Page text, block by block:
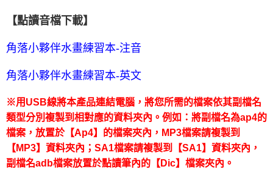
【點讀音檔下載】
角落小夥伴水畫練習本-注音
角落小夥伴水畫練習本-英文
※用USB線將本產品連結電腦，將您所需的檔案依其副檔名
類型分別複製到相對應的資料夾內。例如：將副檔名為ap4的
檔案，放置於【Ap4】的檔案夾內，MP3檔案請複製到
【MP3】資料夾內；SA1檔案請複製到【SA1】資料夾內，
副檔名adb檔案放置於點讀筆內的【Dic】檔案夾內。